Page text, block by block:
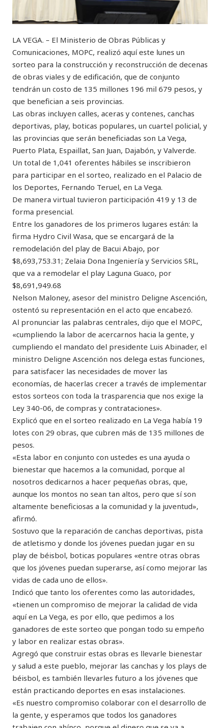
LA VEGA. – El Ministerio de Obras Públicas y
Comunicaciones, MOPC, realizó aquí este lunes un
sorteo para la construcción y reconstrucción de decenas
de obras viales y de edificación, que de conjunto
tendrán un costo de 135 millones 196 mil 679 pesos, y
que benefician a seis provincias.
Las obras incluyen calles, aceras y contenes, canchas
deportivas, play, boticas populares, un cuartel policial, y
las provincias que serán beneficiadas son La Vega,
Puerto Plata, Espaillat, San Juan, Dajabón, y Valverde.
Un total de 1,041 oferentes hábiles se inscribieron
para participar en el sorteo, realizado en el Palacio de
los Deportes, Fernando Teruel, en La Vega.
De manera virtual tuvieron participación 419 y 13 de
forma presencial.
Entre los ganadores de los primeros lugares están: la
firma Hydro Civil Wasa, que se encargará de la
remodelación del play de Bacui Abajo, por
$8,693,753.31; Zelaia Dona Ingeniería y Servicios SRL,
que va a remodelar el play Laguna Guaco, por
$8,691,949.68
Nelson Maloney, asesor del ministro Deligne Ascención,
ostentó su representación en el acto que encabezó.
Al pronunciar las palabras centrales, dijo que el MOPC,
«cumpliendo la labor de acercarnos hacia la gente, y
cumpliendo el mandato del presidente Luis Abinader, el
ministro Deligne Ascención nos delega estas funciones,
para satisfacer las necesidades de mover las
economías, de hacerlas crecer a través de implementar
estos sorteos con toda la trasparencia que nos exige la
Ley 340-06, de compras y contrataciones».
Explicó que en el sorteo realizado en La Vega había 19
lotes con 29 obras, que cubren más de 135 millones de
pesos.
«Esta labor en conjunto con ustedes es una ayuda o
bienestar que hacemos a la comunidad, porque al
nosotros dedicarnos a hacer pequeñas obras, que,
aunque los montos no sean tan altos, pero que sí son
altamente beneficiosas a la comunidad y la juventud»,
afirmó.
Sostuvo que la reparación de canchas deportivas, pista
de atletismo y donde los jóvenes puedan jugar en su
play de béisbol, boticas populares «entre otras obras
que los jóvenes puedan superarse, así como mejorar las
vidas de cada uno de ellos».
Indicó que tanto los oferentes como las autoridades,
«tienen un compromiso de mejorar la calidad de vida
aquí en La Vega, es por ello, que pedimos a los
ganadores de este sorteo que pongan todo su empeño
y labor en realizar estas obras».
Agregó que construir estas obras es llevarle bienestar
y salud a este pueblo, mejorar las canchas y los plays de
béisbol, es también llevarles futuro a los jóvenes que
están practicando deportes en esas instalaciones.
«Es nuestro compromiso colaborar con el desarrollo de
la gente, y esperamos que todos los ganadores